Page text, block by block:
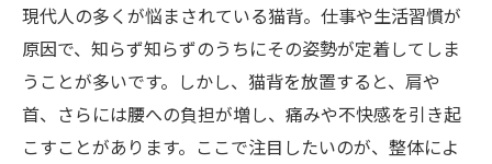
現代人の多くが悩まされている猫背。仕事や生活習慣が
原因で、知らず知らずのうちにその姿勢が定着してしま
うことが多いです。しかし、猫背を放置すると、肩や
首、さらには腰への負担が増し、痛みや不快感を引き起
こすことがあります。ここで注目したいのが、整体によ